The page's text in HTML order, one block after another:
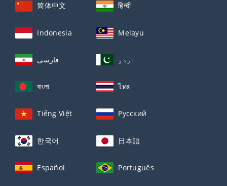
简体中文 हिन्दी
Indonesia Melayu
فارسی اردو
বাংলা ไทย
Tiếng Việt Русский
한국어 日本語
Español Português